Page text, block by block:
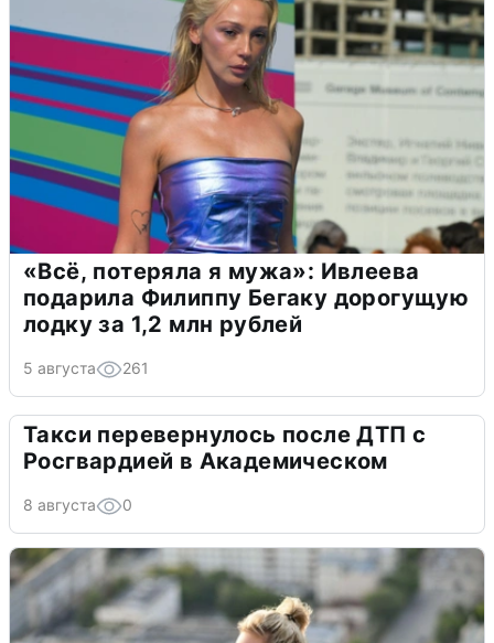
«Всё, потеряла я мужа»: Ивлеева
подарила Филиппу Бегаку дорогущую
лодку за 1,2 млн рублей
5 августа 261
Такси перевернулось после ДТП с
Росгвардией в Академическом
8 августа 0